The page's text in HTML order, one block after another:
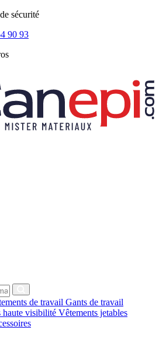
de sécurité
90 93
de travail Gants de travail
haute visibilité Vêtements jetables